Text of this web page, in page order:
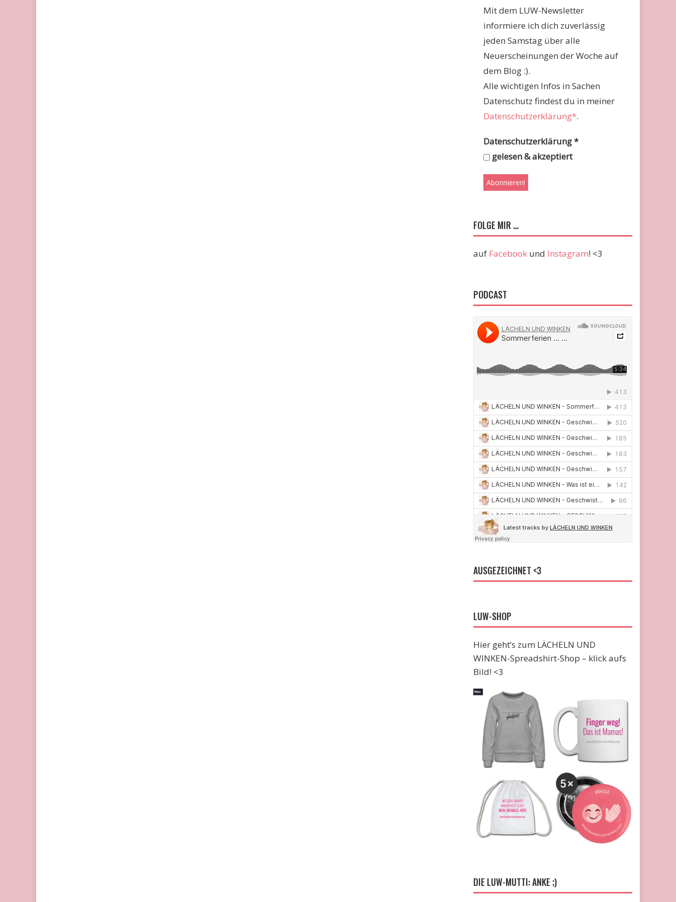
Mit dem LUW-Newsletter
informiere ich dich zuverlässig
jeden Samstag über alle
Neuerscheinungen der Woche auf
dem Blog :).
Alle wichtigen Infos in Sachen
Datenschutz findest du in meiner
Datenschutzerklärung*.
Datenschutzerklärung*
gelesen & akzeptiert
FOLGE MIR …
auf Facebook und Instagram! <3
PODCAST
AUSGEZEICHNET <3
LUW-SHOP
Hier geht’s zum LÄCHELN UND
WINKEN-Spreadshirt-Shop – klick aufs
Bild! <3
DIE LUW-MUTTI: ANKE ;)